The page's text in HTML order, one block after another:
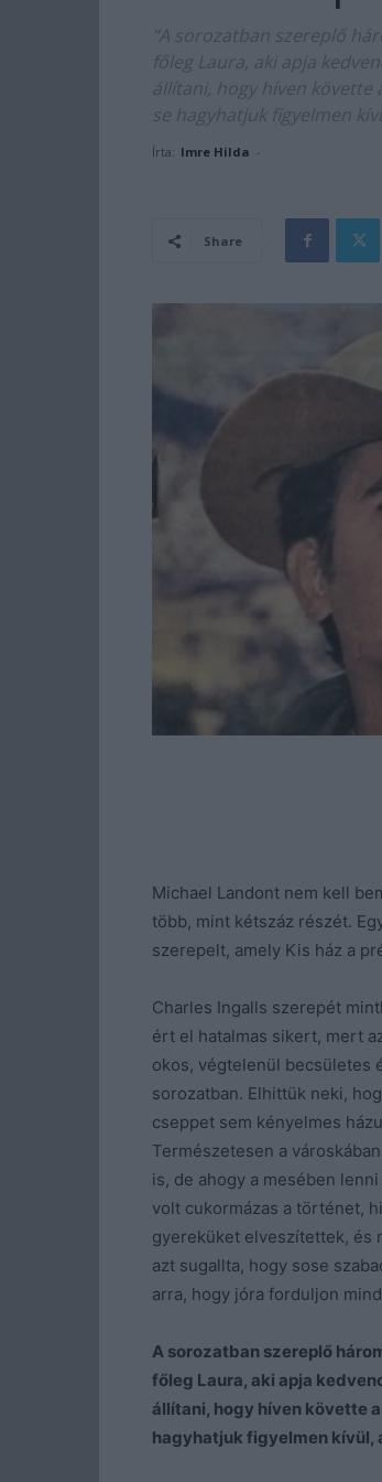
“A sorozatban szereplő
főleg Laura, aki apja
állítani, hogy híven követte
se hagyhatjuk figyelmen
Írta: Imre Hilda -
Share
Michael Landont nem kell
több, mint kétszáz részét.
szerepelt, amely Kis ház a
Charles Ingalls szerepét
ért el hatalmas sikert, mert
okos, végtelenül becsületes
sorozatban. Elhittük neki,
cseppet sem kényelmes
Természetesen a
is, de ahogy a mesében
volt cukormázas a történet,
gyereküket elveszítettek, és
azt sugallta, hogy sose
arra, hogy jóra forduljon
A sorozatban szereplő
főleg Laura, aki apja
állítani, hogy híven követte
hagyhatjuk figyelmen kívül,